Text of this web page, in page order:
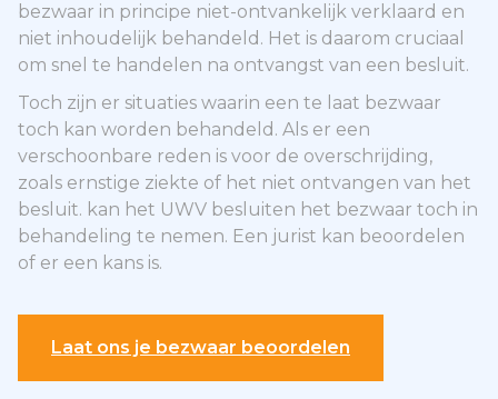
bezwaar in principe niet-ontvankelijk verklaard en
niet inhoudelijk behandeld. Het is daarom cruciaal
om snel te handelen na ontvangst van een besluit.
Toch zijn er situaties waarin een te laat bezwaar
toch kan worden behandeld. Als er een
verschoonbare reden is voor de overschrijding,
zoals ernstige ziekte of het niet ontvangen van het
besluit. kan het UWV besluiten het bezwaar toch in
behandeling te nemen. Een jurist kan beoordelen
of er een kans is.
Laat ons je bezwaar beoordelen